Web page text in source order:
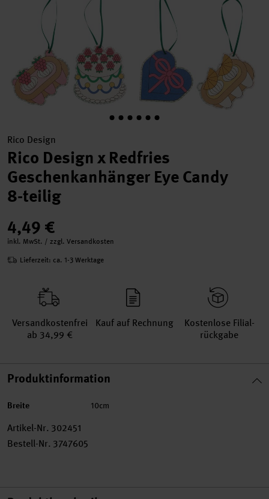
Rico Design
Rico Design x Redfries
Geschenkanhänger Eye Candy
8-teilig
4,49 €
inkl. MwSt. / zzgl. Versandkosten
Lieferzeit: ca. 1-3 Werktage
Versand­kosten­frei
ab 34,99 €
Kauf auf Rechnung
Kosten­lose Filial­
rückgabe
Produktinformation
Breite 10cm
Artikel-Nr. 302451
Bestell-Nr. 3747605